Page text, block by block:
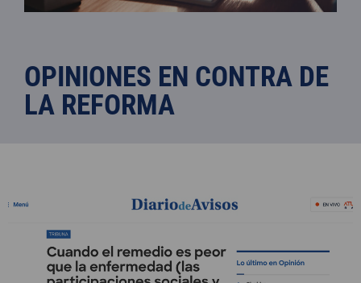
OPINIONES EN CONTRA DE
LA REFORMA